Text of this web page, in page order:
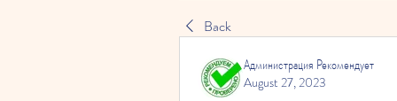
Back
Администрация Рекомендует
August 27, 2023